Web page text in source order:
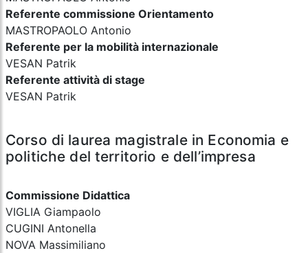
Referente commissione Orientamento
MASTROPAOLO Antonio
Referente per la mobilità internazionale
VESAN Patrik
Referente attività di stage
VESAN Patrik
Corso di laurea magistrale in Economia e
politiche del territorio e dell’impresa
Commissione Didattica
VIGLIA Giampaolo
CUGINI Antonella
NOVA Massimiliano